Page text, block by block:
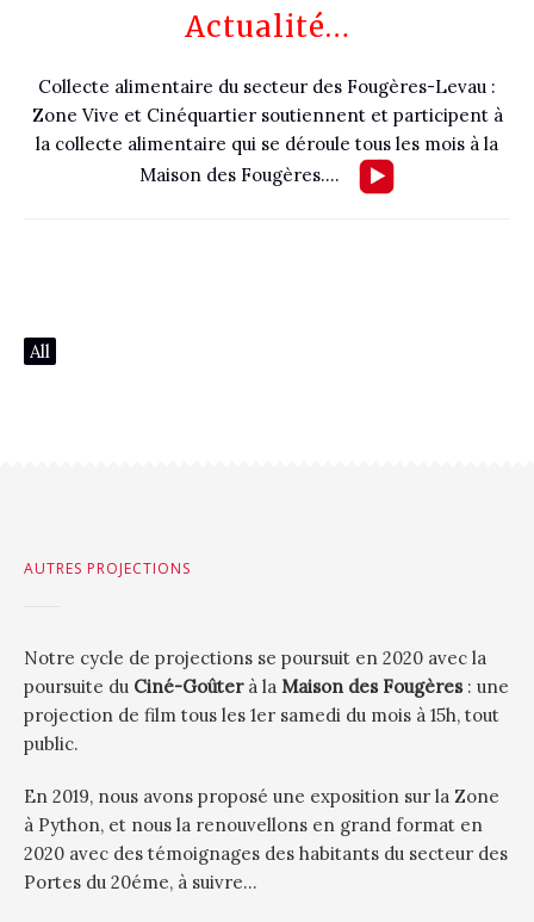
Actualité…
Collecte alimentaire du secteur des Fougères-Levau :
Zone Vive et Cinéquartier soutiennent et participent à
la collecte alimentaire qui se déroule tous les mois à la
Maison des Fougères….
All
AUTRES PROJECTIONS
Notre cycle de projections se poursuit en 2020 avec la
poursuite du Ciné-Goûterà la Maison des Fougères: une
projection de film tous les 1er samedi du mois à 15h, tout
public.
En 2019, nous avons proposé une exposition sur la Zone
à Python, et nous la renouvellons en grand format en
2020 avec des témoignages des habitants du secteur des
Portes du 20éme, à suivre…